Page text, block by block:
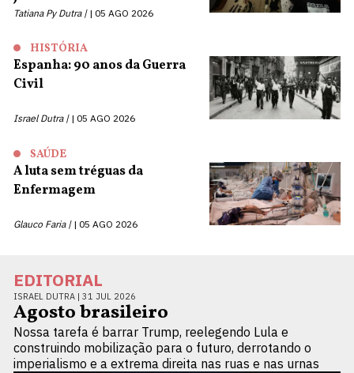
Tatiana Py Dutra | 05 AGO 2026
HISTÓRIA
Espanha: 90 anos da Guerra
Civil
Israel Dutra | 05 AGO 2026
SAÚDE
A luta sem tréguas da
Enfermagem
Glauco Faria | 05 AGO 2026
EDITORIAL
ISRAEL DUTRA | 31 JUL 2026
Agosto brasileiro
Nossa tarefa é barrar Trump, reelegendo Lula e
construindo mobilização para o futuro, derrotando o
imperialismo e a extrema direita nas ruas e nas urnas